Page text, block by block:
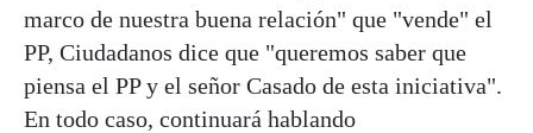
marco de nuestra buena relación" que "vende" el
PP, Ciudadanos dice que "queremos saber que
piensa el PP y el señor Casado de esta iniciativa".
En todo caso, continuará hablando